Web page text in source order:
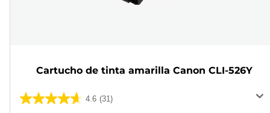
Cartucho de tinta amarilla Canon CLI-526Y
4.6 (31)
4.6